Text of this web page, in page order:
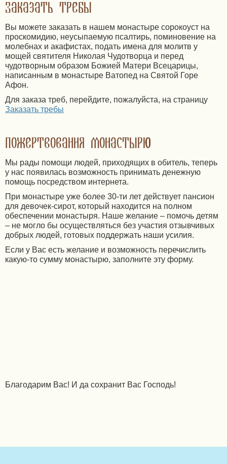
Заказать требы
Вы можете заказать в нашем монастыре сорокоуст на
проскомидию, неусыпаемую псалтирь, поминовение на
молебнах и акафистах, подать имена для молитв у
мощей святителя Николая Чудотворца и перед
чудотворным образом Божией Матери Всецарицы,
написанным в монастыре Ватопед на Святой Горе
Афон.
Для заказа треб, перейдите, пожалуйста, на страницу
Заказать требы
Пожертвования монастырю
Мы рады помощи людей, приходящих в обитель, теперь
у нас появилась возможность принимать денежную
помощь посредством интернета.
При монастыре уже более 30-ти лет действует пансион
для девочек-сирот, который находится на полном
обеспечении монастыря. Наше желание – помочь детям
– не могло бы осуществляться без участия отзывчивых
добрых людей, готовых поддержать наши усилия.
Если у Вас есть желание и возможность перечислить
какую-то сумму монастырю, заполните эту форму.
Благодарим Вас! И да сохранит Вас Господь!